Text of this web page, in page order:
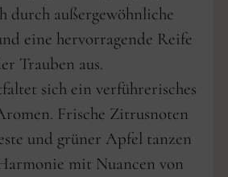
durch außergewöhnliche
eine hervorragende Reife
Trauben aus.
sich ein verführerisches
Frische Zitrusnoten
und grüner Apfel tanzen
mit Nuancen von